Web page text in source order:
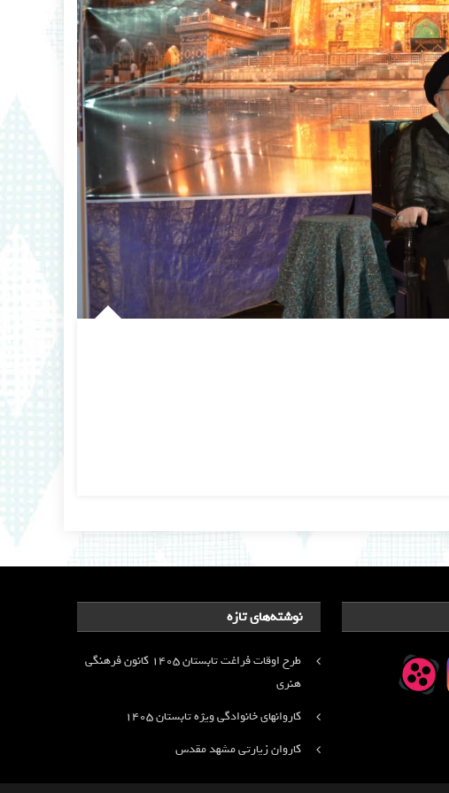
نوشته‌های تازه
طرح اوقات فراغت تابستان ۱۴۰۵ کانون فرهنگی
هنری
کاروانهای خانوادگی ویژه تابستان ۱۴۰۵
کاروان زیارتی مشهد مقدس